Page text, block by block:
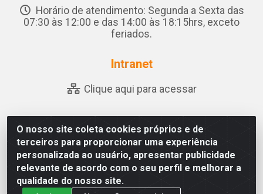
O nosso site coleta cookies próprios e de
terceiros para proporcionar uma experiência
personalizada ao usuário, apresentar publicidade
relevante de acordo com o seu perfil e melhorar a
qualidade do nosso site.
Horário de atendimento: Segunda a Sexta das
07:30 às 12:00 e das 14:00 às 18:15hrs, exceto
feriados.
Intranet
Clique aqui para acessar
Abreu & Silva - Rua Padre Jose de Souza Leite, 265 - Ariado,
Olho D'Água das Flores/AL - CEP 57.442-000 - CNPJ
04.790.656/0001-06